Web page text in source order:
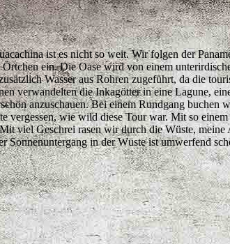
ist es nicht so weit. Wir folgen der
ein. Die Oase wird von einem
Wasser aus Rohren zugeführt, da die
verwandelten die Inkagötter in eine Lagune,
anzuschauen. Bei einem Rundgang
vergessen, wie wild diese Tour war. Mit so
viel Geschrei rasen wir durch die Wüste,
Sonnenuntergang in der Wüste ist umwerfend